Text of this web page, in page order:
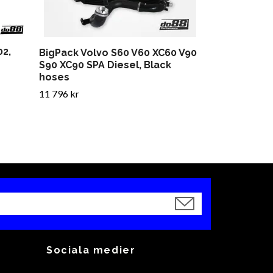
BigPack Volvo S60 V60 XC60 V90
S90 XC90 SPA Diesel, Black
hoses
11 796 kr
Sociala medier